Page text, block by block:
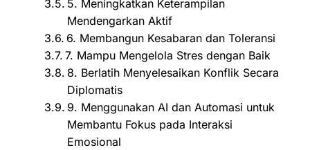
5. Meningkatkan Keterampilan
Mendengarkan Aktif
6. Membangun Kesabaran dan Toleransi
7. Mampu Mengelola Stres dengan Baik
8. Berlatih Menyelesaikan Konflik Secara
Diplomatis
9. Menggunakan AI dan Automasi untuk
Membantu Fokus pada Interaksi
Emosional